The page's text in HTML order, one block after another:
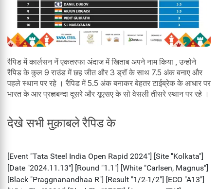
रैपिड में कार्लसन नें एकतरफा अंदाज में खिताब अपने नाम किया , उन्होने
रैपिड के कुल 9 राउंड में छह जीत और 3 ड्रॉ के साथ 7.5 अंक बनाए और
पहले स्थान पर रहे । रैपिड में 5.5 अंक बनाकर बेहतर टाईब्रेक के आधार पर
भारत के आर प्रज्ञबन्दा दूसरे और यूएसए के सो वेसली तीसरे स्थान पर रहे ।
देखे सभी मुक़ाबले रैपिड के